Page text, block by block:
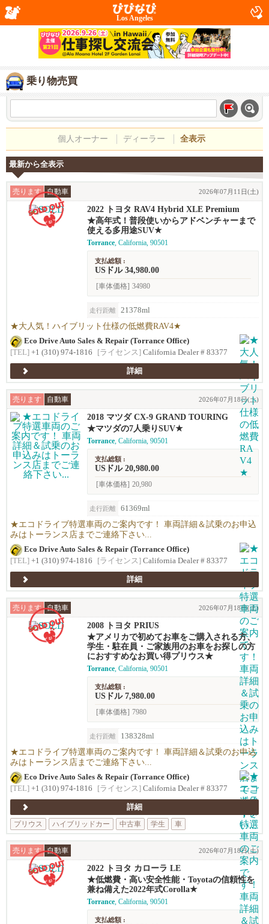
Los Angeles
乗り物売買
個人オーナー ディーラー 全表示
最新から全表示
売ります 自動車 2026年07月11日(土)
2022 トヨタ RAV4 Hybrid XLE Premium
★高年式！普段使いからアドベンチャーまで
使える多用途SUV★
Torrance, California, 90501
支払総額 :
USドル 34,980.00
[車体価格] 34980
走行距離 21378ml
★大人気！ハイブリット仕様の低燃費RAV4★
Eco Drive Auto Sales & Repair (Torrance Office)
[TEL] +1 (310) 974-1816 [ライセンス] California Dealer # 83377
詳細
売ります 自動車 2026年07月18日(土)
2018 マツダ CX-9 GRAND TOURING
★マツダの7人乗りSUV★
Torrance, California, 90501
支払総額 :
USドル 20,980.00
[車体価格] 20,980
走行距離 61369ml
★エコドライブ特選車両のご案内です！ 車両詳細＆試乗のお申込
みはトーランス店までご連絡下さい...
Eco Drive Auto Sales & Repair (Torrance Office)
[TEL] +1 (310) 974-1816 [ライセンス] California Dealer # 83377
詳細
売ります 自動車 2026年07月18日(土)
2008 トヨタ PRIUS
★アメリカで初めてお車をご購入される方、
学生・駐在員・ご家族用のお車をお探しの方
におすすめなお買い得プリウス★
Torrance, California, 90501
支払総額 :
USドル 7,980.00
[車体価格] 7980
走行距離 138328ml
★エコドライブ特選車両のご案内です！ 車両詳細＆試乗のお申込
みはトーランス店までご連絡下さい...
Eco Drive Auto Sales & Repair (Torrance Office)
[TEL] +1 (310) 974-1816 [ライセンス] California Dealer # 83377
詳細
プリウス
ハイブリッドカー 中古車 学生 車
売ります 自動車 2026年07月18日(土)
2022 トヨタ カローラ LE
★低燃費・高い安全性能・Toyotaの信頼性を
兼ね備えた2022年式Corolla★
Torrance, California, 90501
支払総額 :